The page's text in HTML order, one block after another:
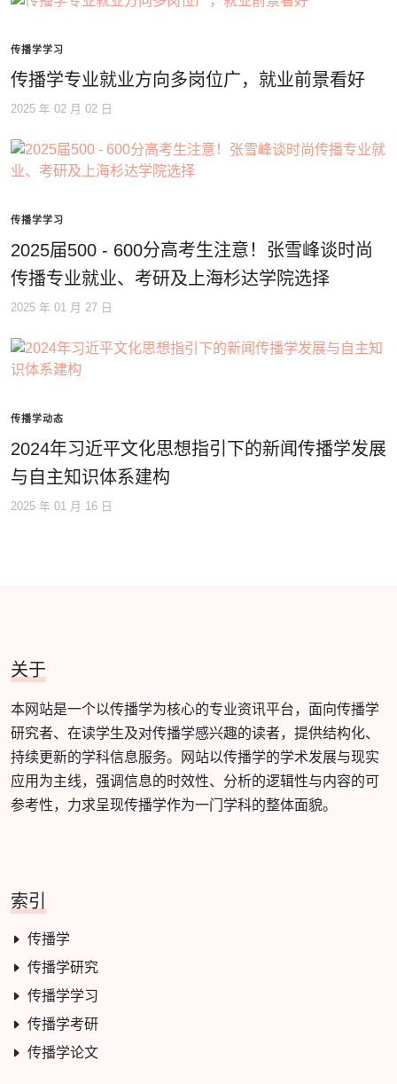
传播学学习
传播学专业就业方向多岗位广，就业前景看好
2025 年 02 月 02 日
传播学学习
2025届500 - 600分高考生注意！张雪峰谈时尚
传播专业就业、考研及上海杉达学院选择
2025 年 01 月 27 日
传播学动态
2024年习近平文化思想指引下的新闻传播学发展
与自主知识体系建构
2025 年 01 月 16 日
关于
本网站是一个以传播学为核心的专业资讯平台，面向传播学
研究者、在读学生及对传播学感兴趣的读者，提供结构化、
持续更新的学科信息服务。网站以传播学的学术发展与现实
应用为主线，强调信息的时效性、分析的逻辑性与内容的可
参考性，力求呈现传播学作为一门学科的整体面貌。
索引
传播学
传播学研究
传播学学习
传播学考研
传播学论文